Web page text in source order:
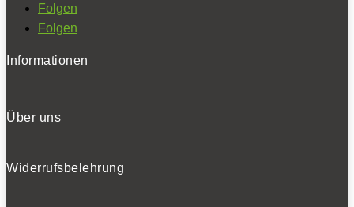
Folgen
Folgen
Informationen
Über uns
Widerrufsbelehrung